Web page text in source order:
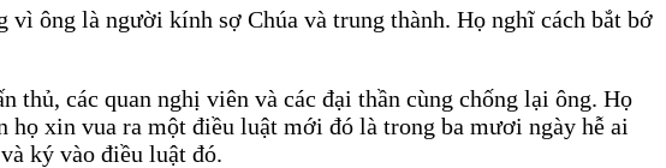
ông là người kính sợ Chúa và trung thành. Họ nghĩ cách bắt bớ
thủ, các quan nghị viên và các đại thần cùng chống lại ông. Họ
xin vua ra một điều luật mới đó là trong ba mươi ngày hễ ai
ký vào điều luật đó.